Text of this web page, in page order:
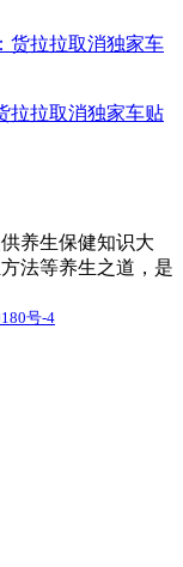
拉拉取消独家车贴
养生保健知识大
法等养生之道，是
号-4